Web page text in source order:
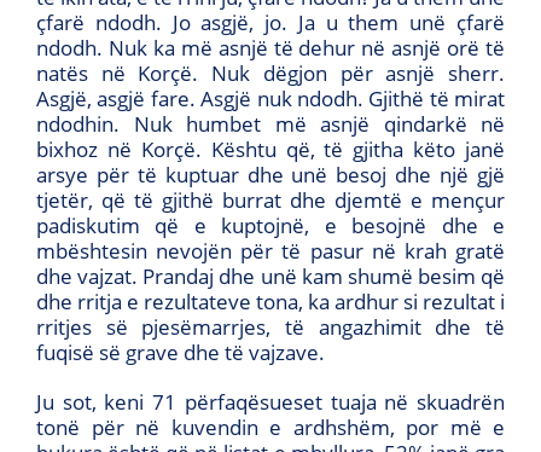
çfarë ndodh. Jo asgjë, jo. Ja u them unë çfarë
ndodh. Nuk ka më asnjë të dehur në asnjë orë të
natës në Korçë. Nuk dëgjon për asnjë sherr.
Asgjë, asgjë fare. Asgjë nuk ndodh. Gjithë të mirat
ndodhin. Nuk humbet më asnjë qindarkë në
bixhoz në Korçë. Kështu që, të gjitha këto janë
arsye për të kuptuar dhe unë besoj dhe një gjë
tjetër, që të gjithë burrat dhe djemtë e mençur
padiskutim që e kuptojnë, e besojnë dhe e
mbështesin nevojën për të pasur në krah gratë
dhe vajzat. Prandaj dhe unë kam shumë besim që
dhe rritja e rezultateve tona, ka ardhur si rezultat i
rritjes së pjesëmarrjes, të angazhimit dhe të
fuqisë së grave dhe të vajzave.
Ju sot, keni 71 përfaqësueset tuaja në skuadrën
tonë për në kuvendin e ardhshëm, por më e